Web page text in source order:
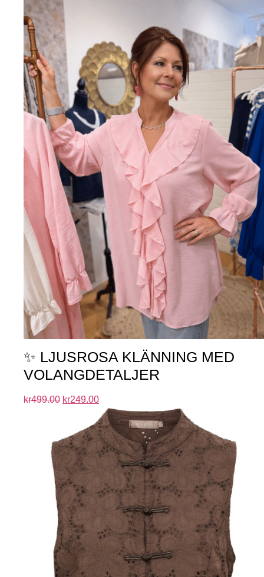
✨ LJUSROSA KLÄNNING MED
VOLANGDETALJER
kr499.00 kr249.00